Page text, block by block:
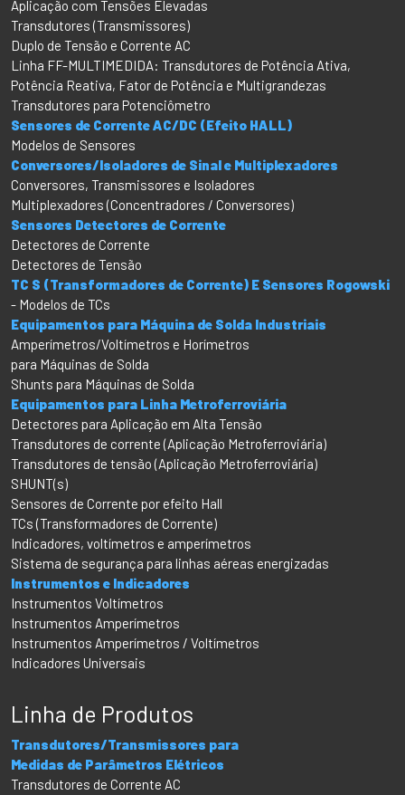
Aplicação com Tensões Elevadas
Transdutores (Transmissores)
Duplo de Tensão e Corrente AC
Linha FF-MULTIMEDIDA: Transdutores de Potência Ativa,
Potência Reativa, Fator de Potência e Multigrandezas
Transdutores para Potenciômetro
Sensores de Corrente AC/DC (Efeito HALL)
Modelos de Sensores
Conversores/Isoladores de Sinal e Multiplexadores
Conversores, Transmissores e Isoladores
Multiplexadores (Concentradores / Conversores)
Sensores Detectores de Corrente
Detectores de Corrente
Detectores de Tensão
TC S (Transformadores de Corrente) E Sensores Rogowski
- Modelos de TCs
Equipamentos para Máquina de Solda Industriais
Amperímetros/Voltímetros e Horímetros
para Máquinas de Solda
Shunts para Máquinas de Solda
Equipamentos para Linha Metroferroviária
Detectores para Aplicação em Alta Tensão
Transdutores de corrente (Aplicação Metroferroviária)
Transdutores de tensão (Aplicação Metroferroviária)
SHUNT(s)
Sensores de Corrente por efeito Hall
TCs (Transformadores de Corrente)
Indicadores, voltímetros e amperímetros
Sistema de segurança para linhas aéreas energizadas
Instrumentos e Indicadores
Instrumentos Voltímetros
Instrumentos Amperímetros
Instrumentos Amperímetros / Voltímetros
Indicadores Universais
Linha de Produtos
Transdutores/Transmissores para
Medidas de Parâmetros Elétricos
Transdutores de Corrente AC